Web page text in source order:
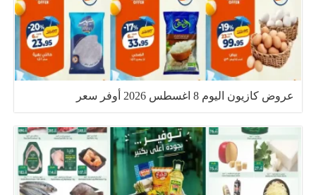
عروض كازيون اليوم 8 اغسطس 2026 أوفر سعر